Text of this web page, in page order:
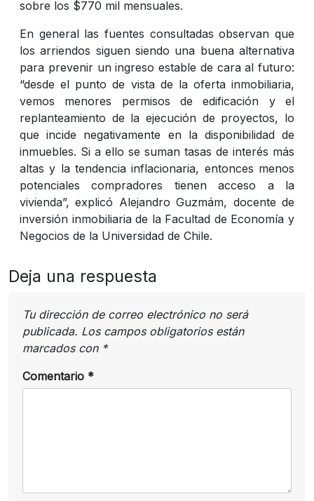
sobre los $770 mil mensuales.
En general las fuentes consultadas observan que
los arriendos siguen siendo una buena alternativa
para prevenir un ingreso estable de cara al futuro:
“desde el punto de vista de la oferta inmobiliaria,
vemos menores permisos de edificación y el
replanteamiento de la ejecución de proyectos, lo
que incide negativamente en la disponibilidad de
inmuebles. Si a ello se suman tasas de interés más
altas y la tendencia inflacionaria, entonces menos
potenciales compradores tienen acceso a la
vivienda”, explicó Alejandro Guzmám, docente de
inversión inmobiliaria de la Facultad de Economía y
Negocios de la Universidad de Chile.
Deja una respuesta
Tu dirección de correo electrónico no será
publicada. Los campos obligatorios están
marcados con *
Comentario *